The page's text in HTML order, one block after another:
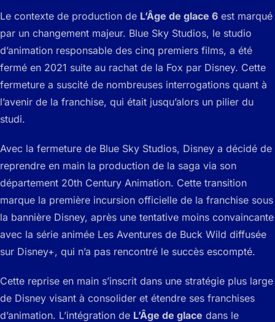
Le contexte de production de L’Âge de glace 6 est marqué
par un changement majeur. Blue Sky Studios, le studio
d’animation responsable des cinq premiers films, a été
fermé en 2021 suite au rachat de la Fox par Disney. Cette
fermeture a suscité de nombreuses interrogations quant à
l’avenir de la franchise, qui était jusqu’alors un pilier du
studi.
Avec la fermeture de Blue Sky Studios, Disney a décidé de
reprendre en main la production de la saga via son
département 20th Century Animation. Cette transition
marque la première incursion officielle de la franchise sous
la bannière Disney, après une tentative moins convaincante
avec la série animée Les Aventures de Buck Wild diffusée
sur Disney+, qui n’a pas rencontré le succès escompté.
Cette reprise en main s’inscrit dans une stratégie plus large
de Disney visant à consolider et étendre ses franchises
d’animation. L’intégration de L’Âge de glace dans le